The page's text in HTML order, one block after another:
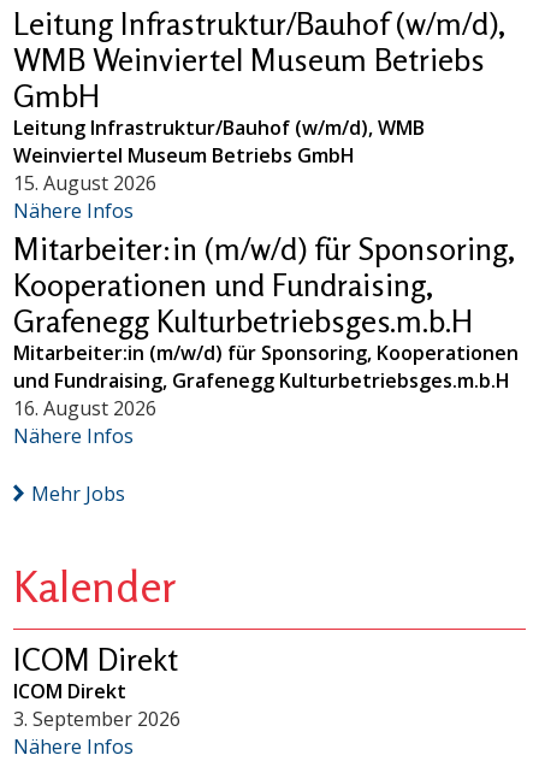
Leitung Infrastruktur/Bauhof (w/m/d),
WMB Weinviertel Museum Betriebs
GmbH
Leitung Infrastruktur/Bauhof (w/m/d), WMB
Weinviertel Museum Betriebs GmbH
15. August 2026
Nähere Infos
Mitarbeiter:in (m/w/d) für Sponsoring,
Kooperationen und Fundraising,
Grafenegg Kulturbetriebsges.m.b.H
Mitarbeiter:in (m/w/d) für Sponsoring, Kooperationen
und Fundraising, Grafenegg Kulturbetriebsges.m.b.H
16. August 2026
Nähere Infos
Mehr Jobs
Kalender
ICOM Direkt
ICOM Direkt
3. September 2026
Nähere Infos